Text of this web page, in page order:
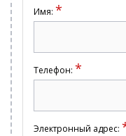
Имя: *
Телефон: *
Электронный адрес: